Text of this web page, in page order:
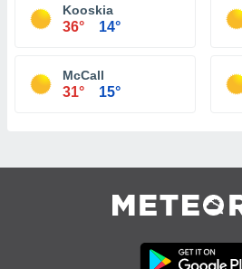
Kooskia
36° 14°
McCall
31° 15°